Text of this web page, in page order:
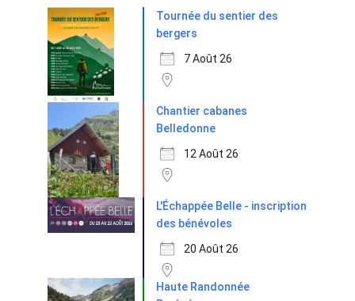
Tournée du sentier des
bergers
7 Août 26
Chantier cabanes
Belledonne
12 Août 26
L'Échappée Belle - inscription
des bénévoles
20 Août 26
Haute Randonnée